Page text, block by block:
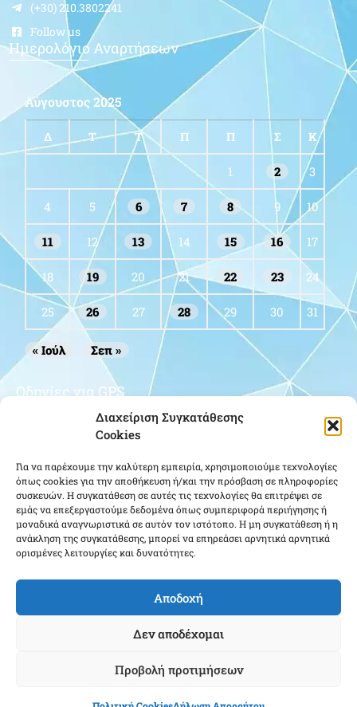
Διαχείριση Συγκατάθεσης
Cookies
Για να παρέχουμε την καλύτερη εμπειρία, χρησιμοποιούμε τεχνολογίες
όπως cookies για την αποθήκευση ή/και την πρόσβαση σε πληροφορίες
συσκευών. Η συγκατάθεση σε αυτές τις τεχνολογίες θα επιτρέψει σε
εμάς να επεξεργαστούμε δεδομένα όπως συμπεριφορά περιήγησης ή
μοναδικά αναγνωριστικά σε αυτόν τον ιστότοπο. Η μη συγκατάθεση ή η
ανάκληση της συγκατάθεσης, μπορεί να επηρεάσει αρνητικά αρνητικά
ορισμένες λειτουργίες και δυνατότητες.
Αποδοχή
Δεν αποδέχομαι
Προβολή προτιμήσεων
(+30) 210.3802241
Follow us
Ημερολόγιο Αναρτήσεων
Αύγουστος 2025
Δ Τ Τ Π Π Σ Κ
1 2 3
4 5 6 7 8 9 10
11 12 13 14 15 16 17
18 19 20 21 22 23 24
25 26 27 28 29 30 31
« Ιούλ Σεπ »
Οδηγίες για GPS
Κάντε κλικ για να αποδεχτείτε cookies
εμπορικής προώθησης και να